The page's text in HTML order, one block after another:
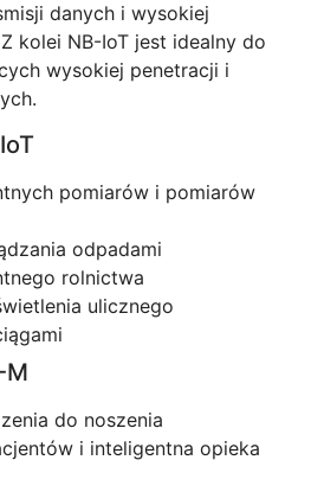
danych i wysokiej
kolei NB-IoT jest idealny do
wysokiej penetracji i
pomiarów i pomiarów
odpadami
rolnictwa
ulicznego
M
do noszenia
i inteligentna opieka